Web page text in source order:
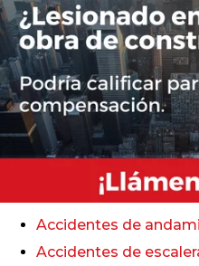
Accidentes de
Accidentes de